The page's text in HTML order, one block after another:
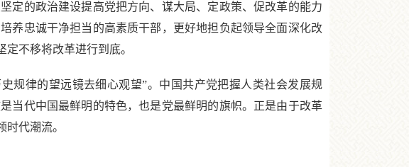
定的政治建设提高党把方向、谋大局、定政策、促改革的能力
养忠诚干净担当的高素质干部，更好地担负起领导全面深化改
不移将改革进行到底。
律的望远镜去细心观望”。中国共产党把握人类社会发展规
当代中国最鲜明的特色，也是党最鲜明的旗帜。正是由于改革
代潮流。